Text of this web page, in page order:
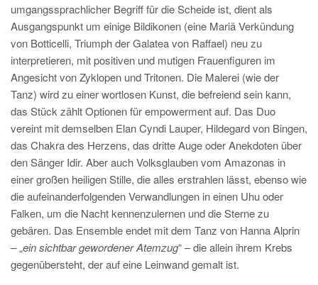
umgangssprachlicher Begriff für die Scheide ist, dient als
Ausgangspunkt um einige Bildikonen (eine Mariä Verkündung
von Botticelli, Triumph der Galatea von Raffael) neu zu
interpretieren, mit positiven und mutigen Frauenfiguren im
Angesicht von Zyklopen und Tritonen. Die Malerei (wie der
Tanz) wird zu einer wortlosen Kunst, die befreiend sein kann,
das Stück zählt Optionen für empowerment auf. Das Duo
vereint mit demselben Elan Cyndi Lauper, Hildegard von Bingen,
das Chakra des Herzens, das dritte Auge oder Anekdoten über
den Sänger Idir. Aber auch Volksglauben vom Amazonas in
einer großen heiligen Stille, die alles erstrahlen lässt, ebenso wie
die aufeinanderfolgenden Verwandlungen in einen Uhu oder
Falken, um die Nacht kennenzulernen und die Sterne zu
gebären. Das Ensemble endet mit dem Tanz von Hanna Alprin
– „ein sichtbar gewordener Atemzug“ – die allein ihrem Krebs
gegenübersteht, der auf eine Leinwand gemalt ist.